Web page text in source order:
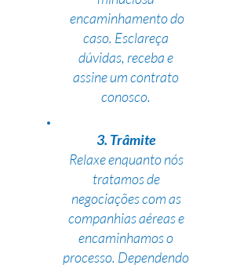
encaminhamento do
caso. Esclareça
dúvidas, receba e
assine um contrato
conosco.
3. Trâmite
Relaxe enquanto nós
tratamos de
negociações com as
companhias aéreas e
encaminhamos o
processo. Dependendo